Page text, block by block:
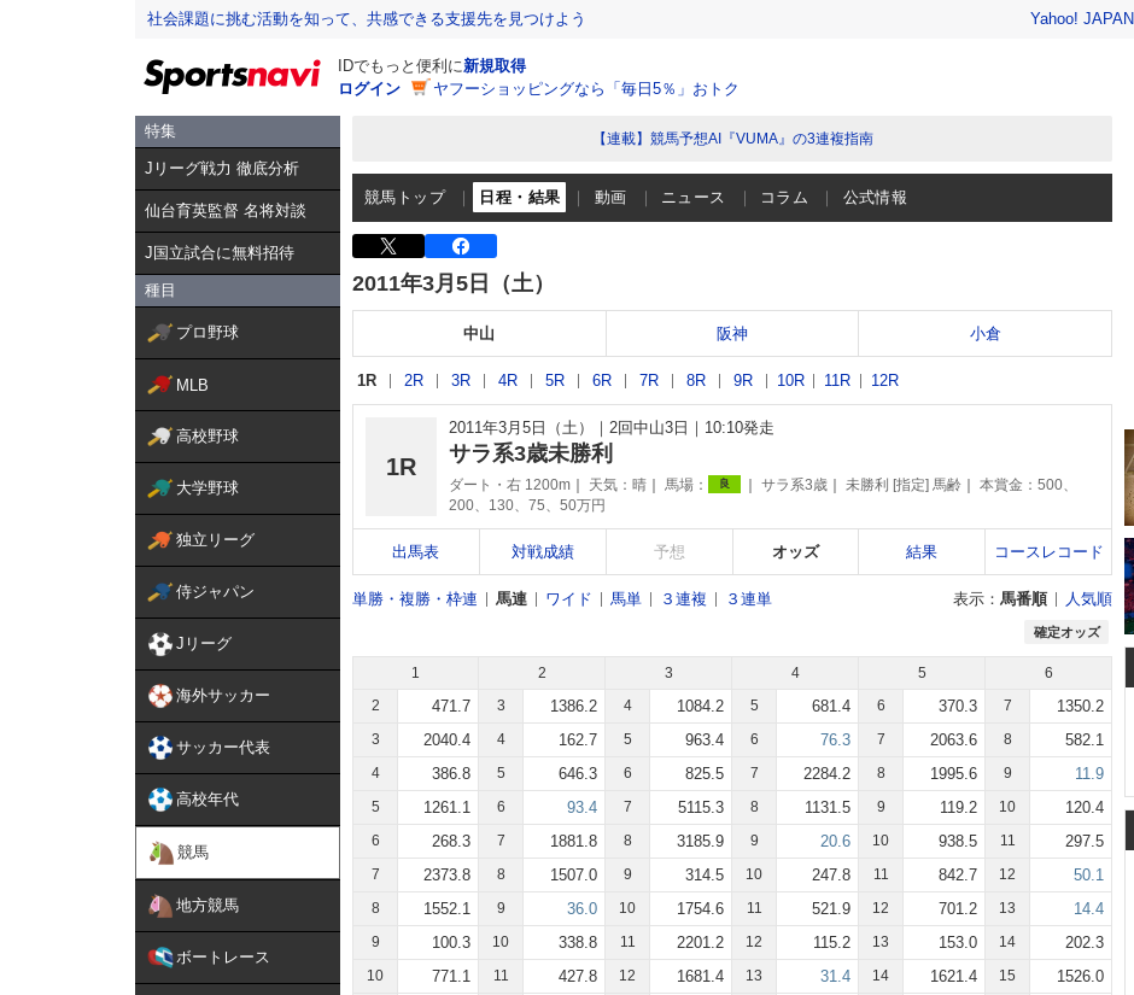
社会課題に挑む活動を知って、共感できる支援先を見つけよう Yahoo! JAPAN
IDでもっと便利に新規取得
ログイン
ヤフーショッピングなら「毎日5％」おトク
特集
Jリーグ戦力 徹底分析
仙台育英監督 名将対談
J国立試合に無料招待
種目
プロ野球
MLB
高校野球
大学野球
独立リーグ
侍ジャパン
Jリーグ
海外サッカー
サッカー代表
高校年代
競馬
地方競馬
ボートレース
【連載】競馬予想AI『VUMA』の3連複指南
競馬トップ 日程・結果 動画 ニュース コラム 公式情報
2011年3月5日（土）
中山 阪神 小倉
1R 2R 3R 4R 5R 6R 7R 8R 9R 10R 11R 12R
1R
2011年3月5日（土） 2回中山3日 10:10発走
サラ系3歳未勝利
ダート・右 1200m 天気： 晴 馬場： 良 サラ系3歳 未勝利 [指定] 馬齢
本賞金：500、
200、130、75、50万円
出馬表 対戦成績 予想 オッズ 結果 コースレコード
単勝・複勝・枠連 馬連 ワイド 馬単 ３連複 ３連単 表示： 馬番順 人気順
確定オッズ
1
2
471.7
3 2040.4
4 386.8
5 1261.1
6 268.3
7 2373.8
8 1552.1
9 100.3
10 771.1
2
3
1386.2
4 162.7
5 646.3
6 93.4
7 1881.8
8 1507.0
9 36.0
10 338.8
11 427.8
3
4
1084.2
5 963.4
6 825.5
7 5115.3
8 3185.9
9 314.5
10 1754.6
11 2201.2
12 1681.4
4
5
681.4
6 76.3
7 2284.2
8 1131.5
9 20.6
10 247.8
11 521.9
12 115.2
13 31.4
5
6
370.3
7 2063.6
8 1995.6
9 119.2
10 938.5
11 842.7
12 701.2
13 153.0
14 1621.4
6
7
1350.2
8 582.1
9 11.9
10 120.4
11 297.5
12 50.1
13 14.4
14 202.3
15 1526.0